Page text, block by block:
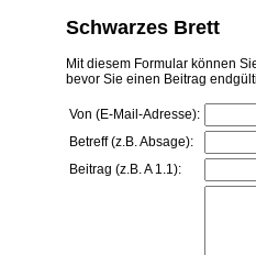
Schwarzes Brett
Mit diesem Formular können
bevor Sie einen Beitrag
Von (E-Mail-Adresse):
Betreff (z.B. Absage):
Beitrag (z.B. A 1.1):